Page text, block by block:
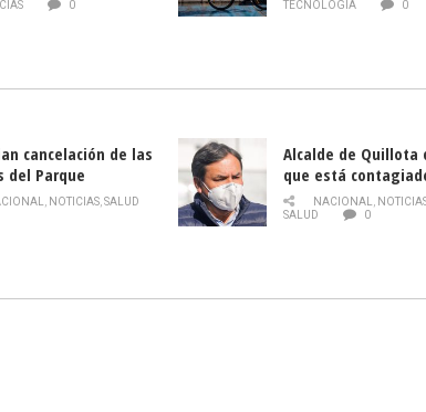
online sobre
0
TECNOLOGÍA
0
cancelación de las
del Parque
debido al
, NOTICIAS,SALUD
Alcalde de Quillota
que está
COVID-19
NACIONAL,
SALUD
0